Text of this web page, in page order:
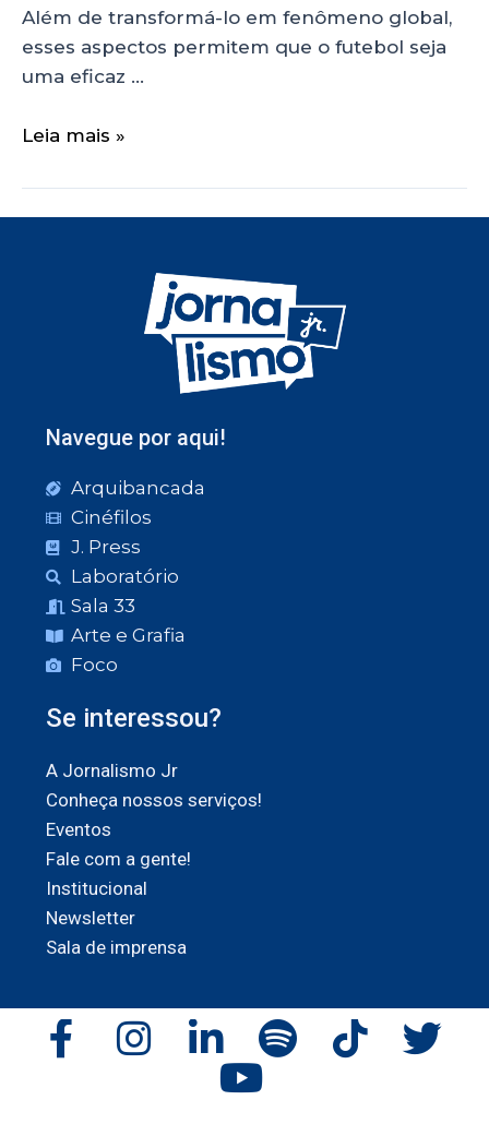
Além de transformá-lo em fenômeno global,
esses aspectos permitem que o futebol seja
uma eficaz …
Leia mais »
Navegue por aqui!
Arquibancada
Cinéfilos
J. Press
Laboratório
Sala 33
Arte e Grafia
Foco
Se interessou?
A Jornalismo Jr
Conheça nossos serviços!
Eventos
Fale com a gente!
Institucional
Newsletter
Sala de imprensa